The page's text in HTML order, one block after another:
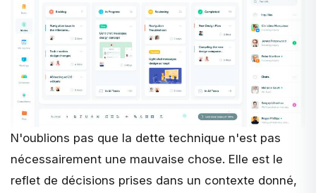
N'oublions pas que la dette technique n'est pas
nécessairement une mauvaise chose. Elle est le
reflet de décisions prises dans un contexte donné,